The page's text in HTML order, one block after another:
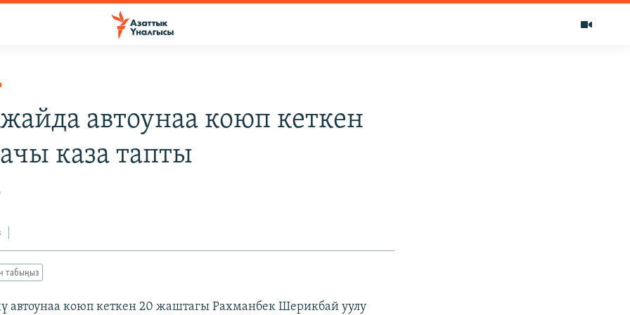
автоунаа коюп кеткен
каза тапты
табыңыз
автоунаа коюп кеткен 20 жаштагы Рахманбек Шерикбай уулу